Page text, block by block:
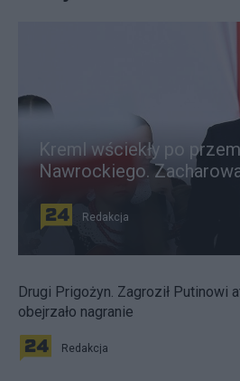
Kreml wściekły po
Nawrockiego.
Redakcja
Drugi Prigożyn. Zagroził Putinowi
obejrzało nagranie
Redakcja